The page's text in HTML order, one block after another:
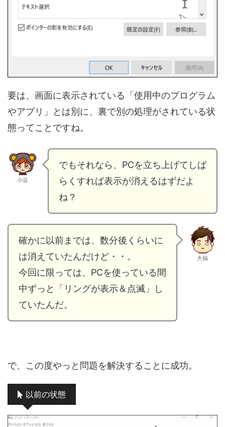
要は、画面に表示されている「使用中のプログラム
やアプリ」とは別に、裏で別の処理がされている状
態ってことですね。
小豆
でもそれなら、PCを立ち上げてしば
らくすれば表示が消えるはずだよ
ね？
確かに以前までは、数分後くらいに
は消えていたんだけど・・。
今回に限っては、PCを使っている間
中ずっと「リングが表示＆点滅」し
ていたんだ。
大福
で、この度やっと問題を解決することに成功。
以前の状態